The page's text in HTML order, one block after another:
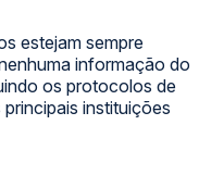
estejam sempre
informação do
os protocolos de
instituições